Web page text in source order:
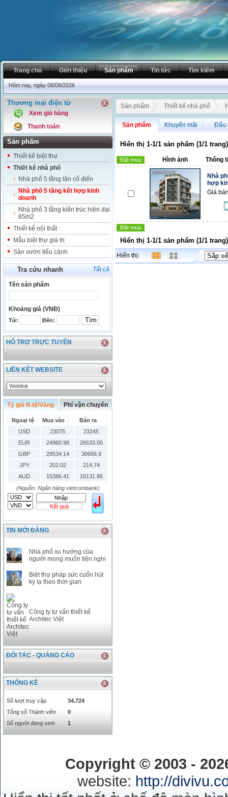
Trang chủ Giới thiệu Sản phẩm Tin tức Tìm kiếm
Hôm nay, ngày 08/08/2026
Thương mại điện tử
Xem giỏ hàng
Thanh toán
Sản phẩm
Thiết kế biệt thự
Thiết kế nhà phố
Nhà phố 5 tầng tân cổ điển
Nhà phố 5 tầng kết hợp kinh
doanh
Nhà phố 3 tầng kiến trúc hiện đại
85m2
Thiết kế nội thất
Mẫu biệt thự giá trị
Sân vườn tiểu cảnh
Tra cứu nhanh Tất cả
Tên sản phẩm
Khoảng giá (VNĐ)
Từ: Đến:
HỖ TRỢ TRỰC TUYẾN
LIÊN KẾT WEBSITE
Tỷ giá N.tệ/Vàng Phí vận chuyển
Ngoại tệ Mua vào
Bán ra
USD
23075
23245
EUR
24960.98
26533.06
GBP
29534.14
30656.9
JPY
202.02
214.74
AUD
15386.41
16131.86
HKD
2906.04
3028.6
SGD
16755.29
17427.08
THB
666.2
786.99
CAD
17223.74
18058.21
CHF
23161.62
24283.77
INR
0
340.14
KWD
0
79758.97
RMB
3272
1
RUB
0
SEK
0 2503.05
(Nguồn: Ngân hàng vietcombank)
Kết quả
TIN MỚI ĐĂNG
Nhà phố xu hướng của
người mong muốn tiện nghi
Biệt thự pháp sức cuốn hút
kỳ lạ theo thời gian
Công ty tư vấn thiết kế
Architec Việt
ĐỐI TÁC - QUẢNG CÁO
THỐNG KÊ
Số lượt truy cập
34.724
Tổng số Thành viên
0
Số người đang xem
1
Sản phẩm Thiết kế nhà phố
Sản phẩm Khuyến mãi Đấu
Hiển thị 1-1/1 sản phẩm (1/1 trang)
Đặt mua Hình ảnh Thông
Nhà
hợp
Giá
Đặt mua
Hiển thị 1-1/1 sản phẩm (1/1 trang)
Hiển thị:
Copyright © 2003 -
website: http://